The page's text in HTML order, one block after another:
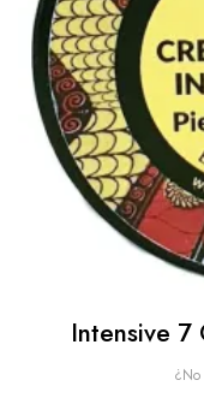
Intensive 7
¿No